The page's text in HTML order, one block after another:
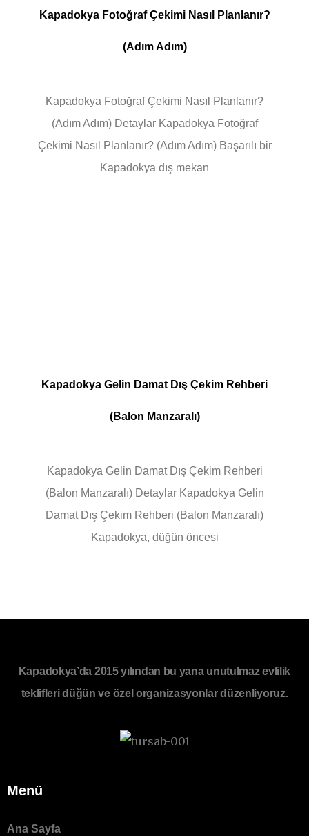
Kapadokya Fotoğraf Çekimi Nasıl Planlanır?
(Adım Adım)
Kapadokya Fotoğraf Çekimi Nasıl Planlanır?
(Adım Adım) Detaylar Kapadokya Fotoğraf
Çekimi Nasıl Planlanır? (Adım Adım) Başarılı bir
Kapadokya dış mekan
Kapadokya Gelin Damat Dış Çekim Rehberi
(Balon Manzaralı)
Kapadokya Gelin Damat Dış Çekim Rehberi
(Balon Manzaralı) Detaylar Kapadokya Gelin
Damat Dış Çekim Rehberi (Balon Manzaralı)
Kapadokya, düğün öncesi
Kapadokya’da 2015 yılından bu yana unutulmaz evlilik
teklifleri düğün ve özel organizasyonlar düzenliyoruz.
Menü
Ana Sayfa